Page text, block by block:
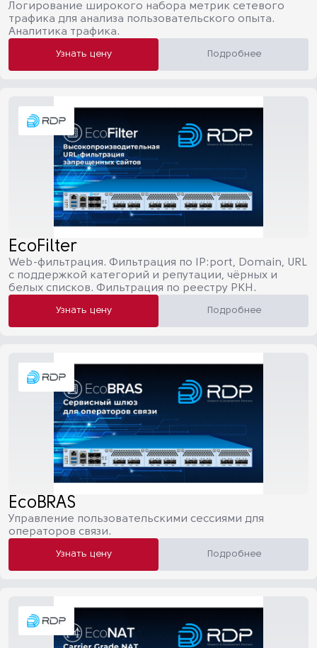
Логирование широкого набора метрик сетевого
трафика для анализа пользовательского опыта.
Аналитика трафика.
Узнать цену Подробнее
EcoFilter
Web-фильтрация. Фильтрация по IP:port, Domain, URL
с поддержкой категорий и репутации, чёрных и
белых списков. Фильтрация по реестру РКН.
Узнать цену Подробнее
EcoBRAS
Управление пользовательскими сессиями для
операторов связи.
Узнать цену Подробнее